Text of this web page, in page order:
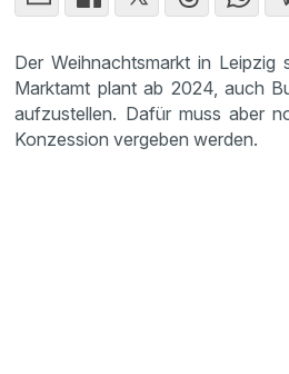
Der Weihnachtsmarkt in Leipzig
Marktamt plant ab 2024, auch
aufzustellen. Dafür muss aber
Konzession vergeben werden.